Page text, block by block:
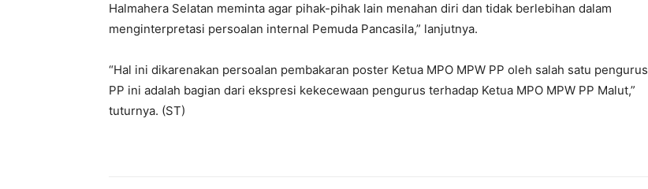
Halmahera Selatan meminta agar pihak-pihak lain menahan diri dan tidak berlebihan dalam
menginterpretasi persoalan internal Pemuda Pancasila,” lanjutnya.
“Hal ini dikarenakan persoalan pembakaran poster Ketua MPO MPW PP oleh salah satu pengurus
PP ini adalah bagian dari ekspresi kekecewaan pengurus terhadap Ketua MPO MPW PP Malut,”
tuturnya. (ST)